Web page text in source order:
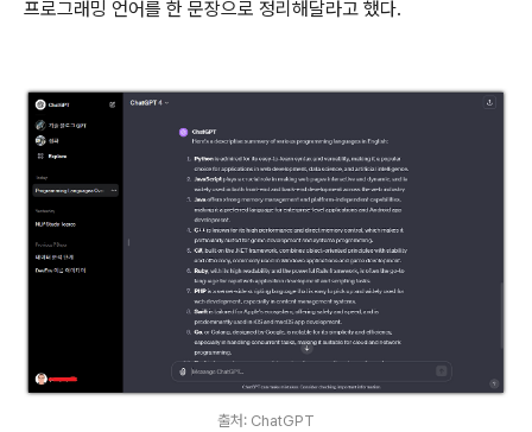
프로그래밍 언어를 한 문장으로 정리해달라고 했다.
출처: ChatGPT